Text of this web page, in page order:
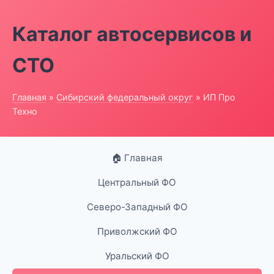
Каталог автосервисов и
СТО
Главная » Сибирский федеральный округ » ИП Про
Техно
🏠 Главная
Центральный ФО
Северо-Западный ФО
Приволжский ФО
Уральский ФО